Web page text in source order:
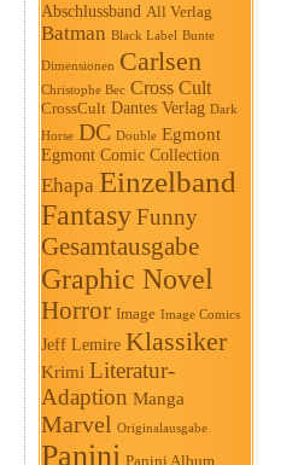
Abschlussband All Verlag
Batman Black Label Bunte
Dimensionen Carlsen
Christophe Bec Cross Cult
CrossCult Dantes Verlag Dark
Horse DC Double Egmont
Egmont Comic Collection
Ehapa Einzelband
FantasyFunny
Gesamtausgabe
Graphic Novel
Horror Image Image Comics
Jeff Lemire Klassiker
Krimi Literatur-
Adaption Manga
Marvel Originalausgabe
Panini Panini Album